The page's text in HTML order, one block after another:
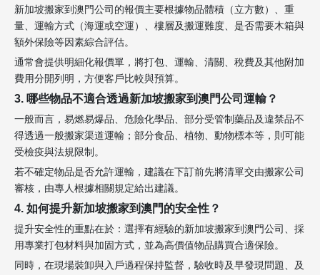
新加坡搬家到澳門公司的報價主要根據物品體積（立方數）、重
量、運輸方式（海運或空運）、樓層及搬運難度、是否需要木箱與
額外保險等因素綜合評估。
通常會提供明細化報價單，將打包、運輸、清關、稅費及其他附加
費用分開列明，方便客戶比較與預算。
3. 哪些物品不適合透過新加坡搬家到澳門公司運輸？
一般而言，易燃易爆品、危險化學品、部分受管制藥品及違禁品不
得透過一般搬家渠道運輸；部分食品、植物、動物標本等，則可能
受檢疫與法規限制。
若不確定物品是否允許運輸，建議在下訂前先將清單交由搬家公司
審核，由專人根據相關規定給出建議。
4. 如何提升新加坡搬家到澳門的安全性？
提升安全性的重點在於：選擇有經驗的新加坡搬家到澳門公司、採
用專業打包材料與加固方式，並為高價值物品購買合適保險。
同時，在現場裝卸與入戶過程保持監督，驗收時及早發現問題、及